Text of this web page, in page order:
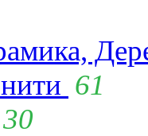
61